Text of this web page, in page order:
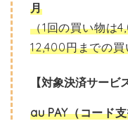
月
（1回の買い物は
12,400円までの
【対象決済サービ
au PAY（コード